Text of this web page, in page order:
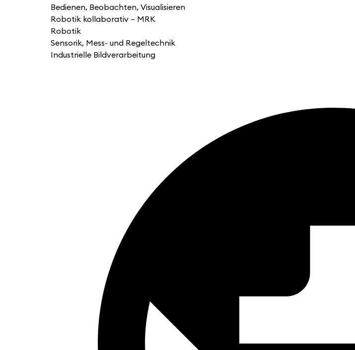
Bedienen, Beobachten, Visualisieren
Robotik kollaborativ – MRK
Robotik
Sensorik, Mess- und Regeltechnik
Industrielle Bildverarbeitung